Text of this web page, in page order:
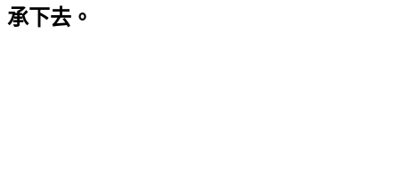
承下去。